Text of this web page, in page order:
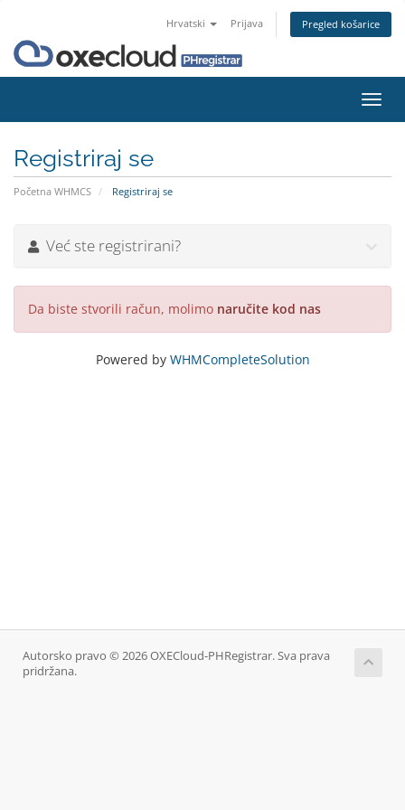
Hrvatski Prijava Pregled košarice
Registriraj se
Početna WHMCS Registriraj se
Već ste registrirani?
Da biste stvorili račun, molimo naručite kod nas
Powered by WHMCompleteSolution
Autorsko pravo © 2026 OXECloud-PHRegistrar. Sva prava
pridržana.